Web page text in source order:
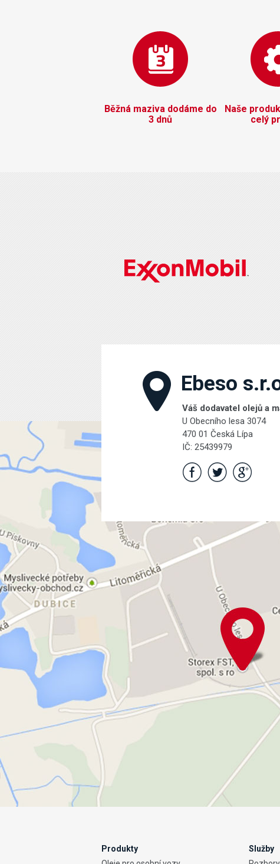
Běžná maziva dodáme do
3 dnů
Naše
celý
Ebeso
Váš dodavatel olejů a
U Obecního lesa 3074
470 01 Česká Lípa
IČ: 25439979
Produkty
Služby